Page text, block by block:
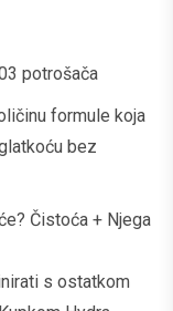
potrošača
formule koja
bez
Čistoća + Njega
s ostatkom